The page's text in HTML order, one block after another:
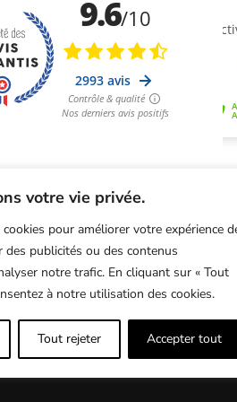
votre vie privée.
pour améliorer votre expérience
des publicités ou des contenus
notre trafic. En cliquant sur « Tout
à notre utilisation des cookies.
Tout rejeter Accepter tout
Légales Conditions